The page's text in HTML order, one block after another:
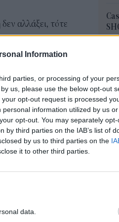
Information
parties, or processing of your
us, please use the below opt-out
opt-out request is processed
information utilized by us
opt-out. You may separately
third parties on the IAB’s list of
by us to third parties on the
it to other third parties.
data.
αλλάξει, τότε
τα τιμολόγια,
«τσιμπημένα»
«μεταφρασμένη» σε
ανά κιλοβατώρα,
τα
οι